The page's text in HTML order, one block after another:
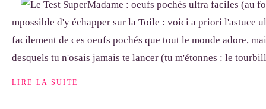
mpossible d'y échapper sur la Toile : voici a priori l'astuce
facilement de ces oeufs pochés que tout le monde adore,
desquels tu n'osais jamais te lancer (tu m'étonnes : le
LIRE LA SUITE